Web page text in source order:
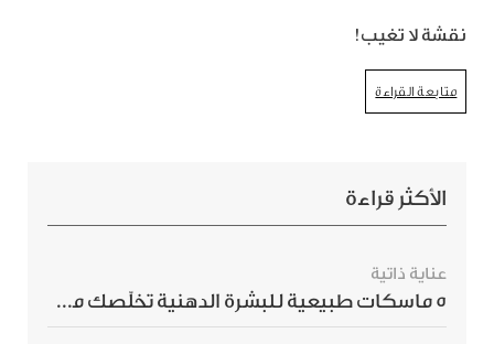
نقشة لا تغيب!
متابعة القراءة
الأكثر قراءة
عناية ذاتية
5 ماسكات طبيعية للبشرة الدهنية تخلّصك من الحبوب بسرعة